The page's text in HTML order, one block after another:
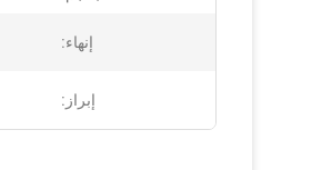
إنهاء:
إبراز: